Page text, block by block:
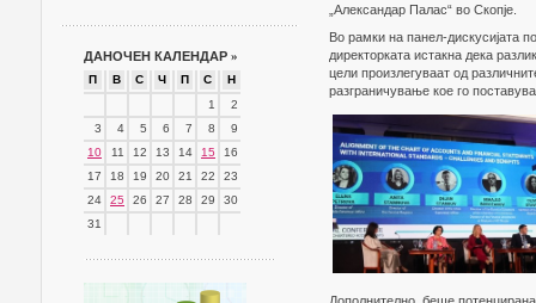
ДАНОЧЕН КАЛЕНДАР »
П В С Ч П С
Н
1
2
3
4 5 6 7 8
9
10
11 12 13 14 15
16
17
18 19 20 21 22
23
24
25 26 27 28 29
30
31
„Александар Палас“ во Скопје.
Во рамки на панел-дискусијата
директорката истакна дека
цели произлегуваат од
разграничување кое го